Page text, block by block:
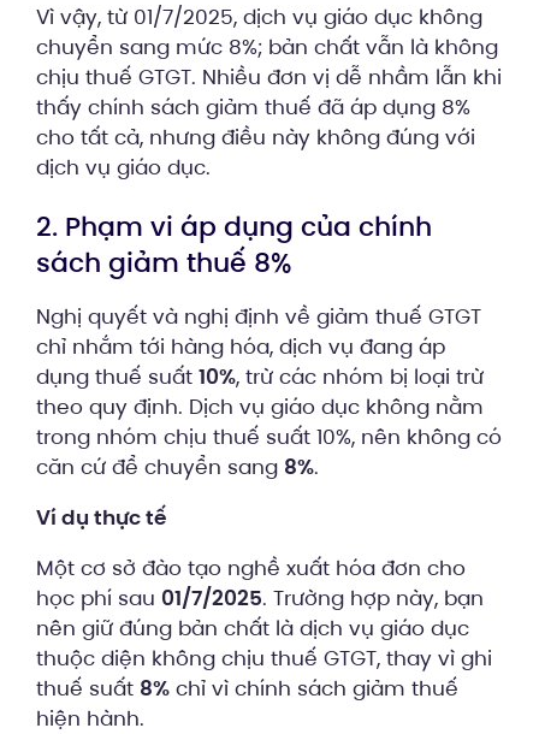
Vì vậy, từ 01/7/2025, dịch vụ giáo dục không
chuyển sang mức 8%; bản chất vẫn là không
chịu thuế GTGT. Nhiều đơn vị dễ nhầm lẫn khi
thấy chính sách giảm thuế đã áp dụng 8%
cho tất cả, nhưng điều này không đúng với
dịch vụ giáo dục.
2. Phạm vi áp dụng của chính
sách giảm thuế 8%
Nghị quyết và nghị định về giảm thuế GTGT
chỉ nhắm tới hàng hóa, dịch vụ đang áp
dụng thuế suất 10%, trừ các nhóm bị loại trừ
theo quy định. Dịch vụ giáo dục không nằm
trong nhóm chịu thuế suất 10%, nên không có
căn cứ để chuyển sang 8%.
Ví dụ thực tế
Một cơ sở đào tạo nghề xuất hóa đơn cho
học phí sau 01/7/2025. Trường hợp này, bạn
nên giữ đúng bản chất là dịch vụ giáo dục
thuộc diện không chịu thuế GTGT, thay vì ghi
thuế suất 8% chỉ vì chính sách giảm thuế
hiện hành.